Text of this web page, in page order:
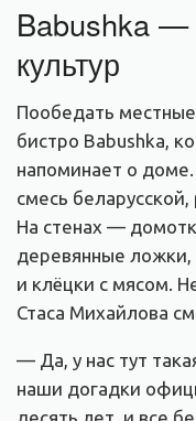
Babushka —
культур
Пообедать
бистро Babushka,
напоминает о
смесь беларусской,
На стенах —
деревянные
и клёцки с мясом.
Стаса Михайлова
— Да, у нас тут
наши догадки